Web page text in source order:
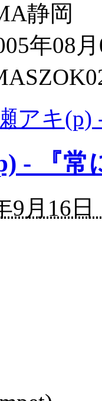
静岡
年08
アキ(p)
- 『
9月16日